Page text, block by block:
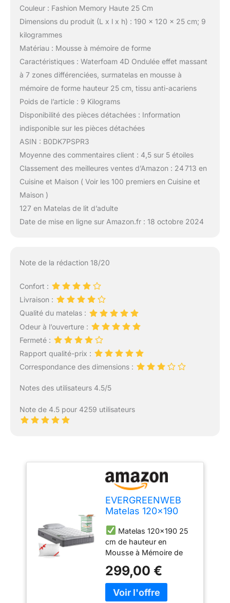
Couleur : Fashion Memory Haute 25 Cm
Dimensions du produit (L x l x h) : 190 x 120 x 25 cm; 9
kilogrammes
Matériau : Mousse à mémoire de forme
Caractéristiques : Waterfoam 4D Ondulée effet massant
à 7 zones différenciées, surmatelas en mousse à
mémoire de forme hauteur 25 cm, tissu anti-acariens
Poids de l’article : 9 Kilograms
Disponibilité des pièces détachées : Information
indisponible sur les pièces détachées
ASIN : B0DK7PSPR3
Moyenne des commentaires client : 4,5 sur 5 étoiles
Classement des meilleures ventes d’Amazon : 24 713 en
Cuisine et Maison ( Voir les 100 premiers en Cuisine et
Maison )
127 en Matelas de lit d’adulte
Date de mise en ligne sur Amazon.fr : 18 octobre 2024
Note de la rédaction 18/20
Confort :
Livraison :
Qualité du matelas :
Odeur à l’ouverture :
Fermeté :
Rapport qualité-prix :
Correspondance des dimensions :
Notes des utilisateurs 4.5/5
Note de 4.5 pour 4259 utilisateurs
EVERGREENWEB
Matelas 120x190
intégré en Mousse
à Mémoire de
Forme 7 Zones
Ergonomique, 25
cm de hauteur +
Oreiller GRATUIT
Housse Blanc
Matelas 120x190 25
cm de hauteur en
Mousse à Mémoire de
fermeté Moyenne.
Propriétés orthopédiques
Auto-modelantes avec 7
299,00 €